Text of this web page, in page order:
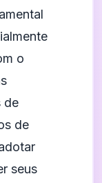
o
de
de
seus